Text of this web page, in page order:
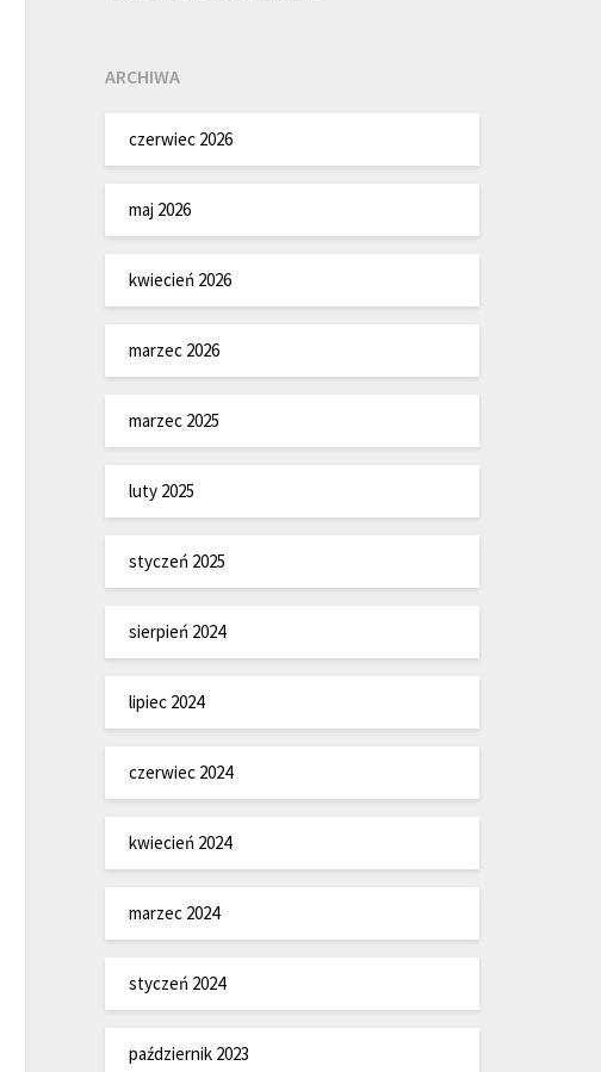
ARCHIWA
czerwiec 2026
maj 2026
kwiecień 2026
marzec 2026
marzec 2025
luty 2025
styczeń 2025
sierpień 2024
lipiec 2024
czerwiec 2024
kwiecień 2024
marzec 2024
styczeń 2024
październik 2023